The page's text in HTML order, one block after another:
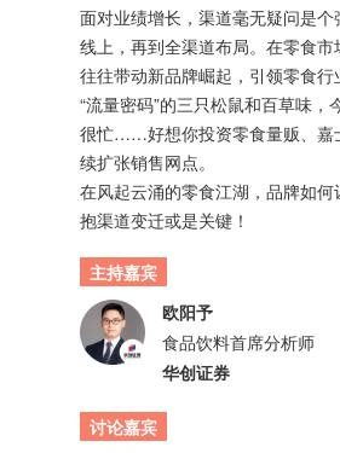
面对业绩增长，渠道毫无疑问是
线上，再到全渠道布局。在零食
往往带动新品牌崛起，引领零食
“流量密码”的三只松鼠和百草味
很忙……好想你投资零食量贩、嘉
续扩张销售网点。
在风起云涌的零食江湖，品牌如
抱渠道变迁或是关键！
主持嘉宾
欧阳予
食品饮料首席分析师
华创证券
讨论嘉宾